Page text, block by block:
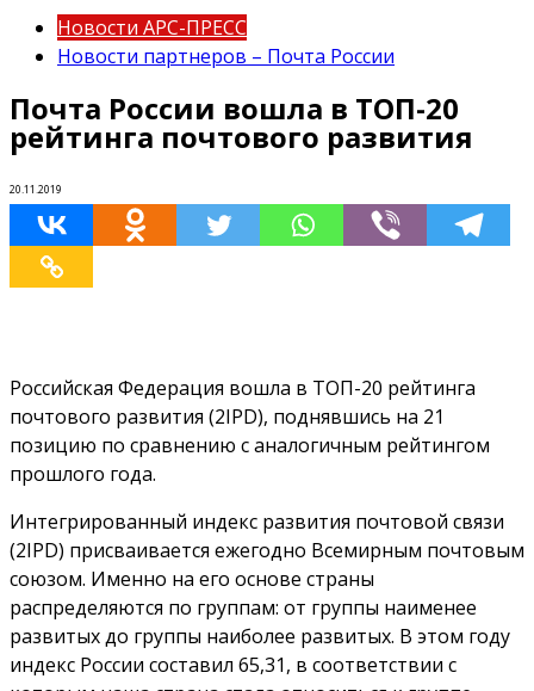
Новости АРС-ПРЕСС
Новости партнеров – Почта России
Почта России вошла в ТОП-20
рейтинга почтового развития
20.11.2019
Российская Федерация вошла в ТОП-20 рейтинга
почтового развития (2IPD), поднявшись на 21
позицию по сравнению с аналогичным рейтингом
прошлого года.
Интегрированный индекс развития почтовой связи
(2IPD) присваивается ежегодно Всемирным почтовым
союзом. Именно на его основе страны
распределяются по группам: от группы наименее
развитых до группы наиболее развитых. В этом году
индекс России составил 65,31, в соответствии с